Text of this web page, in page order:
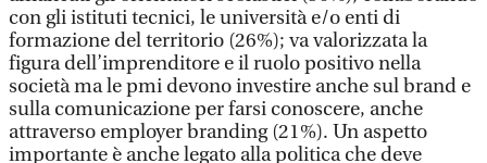
con gli istituti tecnici, le università e/o enti di
formazione del territorio (26%); va valorizzata la
figura dell’imprenditore e il ruolo positivo nella
società ma le pmi devono investire anche sul brand e
sulla comunicazione per farsi conoscere, anche
attraverso employer branding (21%). Un aspetto
importante è anche legato alla politica che deve